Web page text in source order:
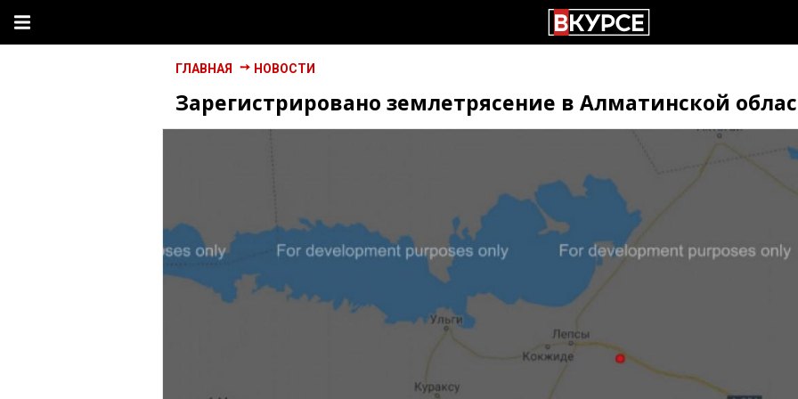
ГЛАВНАЯ НОВОСТИ
Зарегистрировано землетрясение в Алматинской